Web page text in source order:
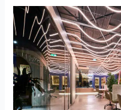
NB143.Eindhoven